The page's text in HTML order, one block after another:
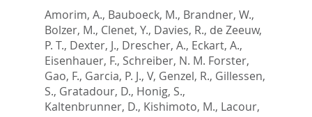
Amorim, A., Bauboeck, M., Brandner, W.,
Bolzer, M., Clenet, Y., Davies, R., de Zeeuw,
P. T., Dexter, J., Drescher, A., Eckart, A.,
Eisenhauer, F., Schreiber, N. M. Forster,
Gao, F., Garcia, P. J., V, Genzel, R., Gillessen,
S., Gratadour, D., Honig, S.,
Kaltenbrunner, D., Kishimoto, M., Lacour,